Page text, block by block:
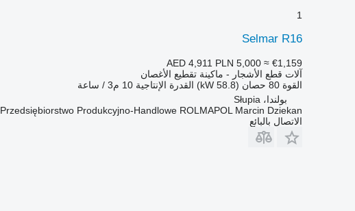
1
Selmar R16
AED 4,911 PLN 5,000 ≈ €1,159
آلات قطع الأشجار - ماكينة تقطيع الأغصان
القوة 80 حصان (58.8 kW) القدرة الإنتاجية 10 م3 / ساعة
بولندا، Słupia
Przedsiębiorstwo Produkcyjno-Handlowe ROLMAPOL Marcin Dziekan
الاتصال بالبائع